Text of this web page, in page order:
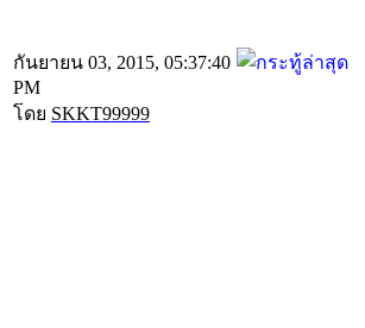
กันยายน 03, 2015, 05:37:40
PM
โดย SKKT99999